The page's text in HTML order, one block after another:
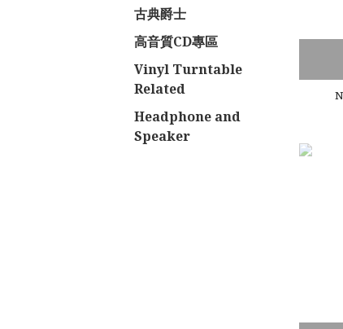
古典爵士
高音質CD專區
Vinyl Turntable
Related
Headphone and
Speaker